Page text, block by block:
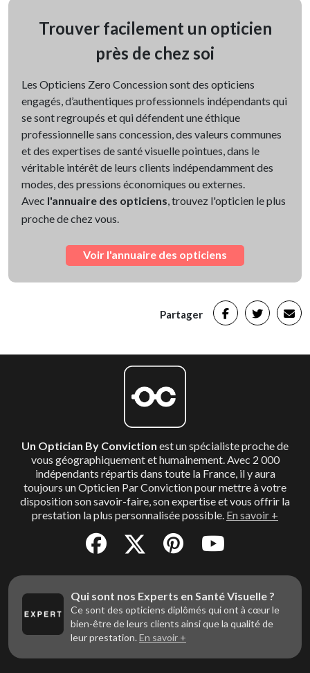
Trouver facilement un opticien
près de chez soi
Les Opticiens Zero Concession sont des opticiens
engagés, d’authentiques professionnels indépendants qui
se sont regroupés et qui défendent une éthique
professionnelle sans concession, des valeurs communes
et des expertises de santé visuelle pointues, dans le
véritable intérêt de leurs clients indépendamment des
modes, des pressions économiques ou externes.
Avec l'annuaire des opticiens , trouvez l'opticien le plus
proche de chez vous.
Voir l'annuaire des opticiens
Partager
Un Optician By Conviction est un spécialiste proche de
vous géographiquement et humainement. Avec 2 000
indépendants répartis dans toute la France, il y aura
toujours un Opticien Par Conviction pour mettre à votre
disposition son savoir-faire, son expertise et vous offrir la
prestation la plus personnalisée possible. En savoir +
Qui sont nos Experts en Santé Visuelle ?
Ce sont des opticiens diplômés qui ont à cœur le
bien-être de leurs clients ainsi que la qualité de
leur prestation. En savoir +